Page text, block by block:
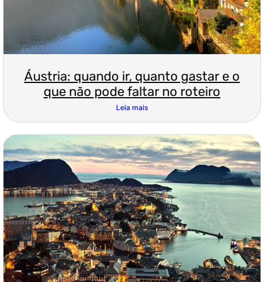
Áustria: quando ir, quanto gastar e o
que não pode faltar no roteiro
Leia mais